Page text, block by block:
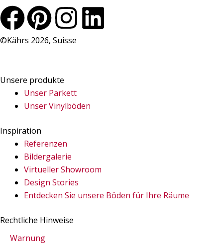
F
a
e
b
o
o
k
P
i
t
e
r
e
s
t
I
n
t
a
g
r
a
m
L
i
n
©Kährs 2026, Suisse
Unsere produkte
Unser Parkett
Unser Vinylböden
Inspiration
Referenzen
Bildergalerie
Virtueller Showroom
Design Stories
Entdecken Sie unsere Böden für Ihre Räume
Rechtliche Hinweise
Warnung